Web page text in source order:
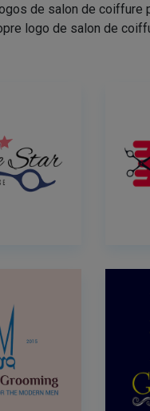
de salon de coiffure
logo de salon de